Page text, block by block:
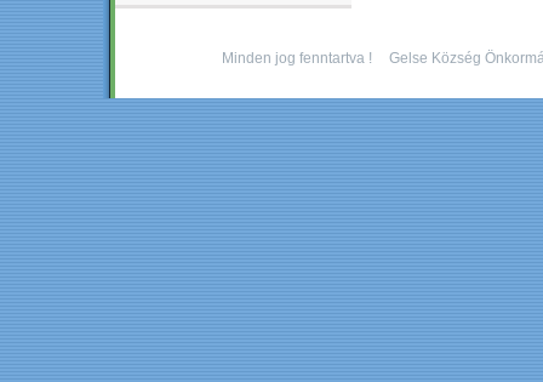
Minden jog fenntartva ! Gelse Község